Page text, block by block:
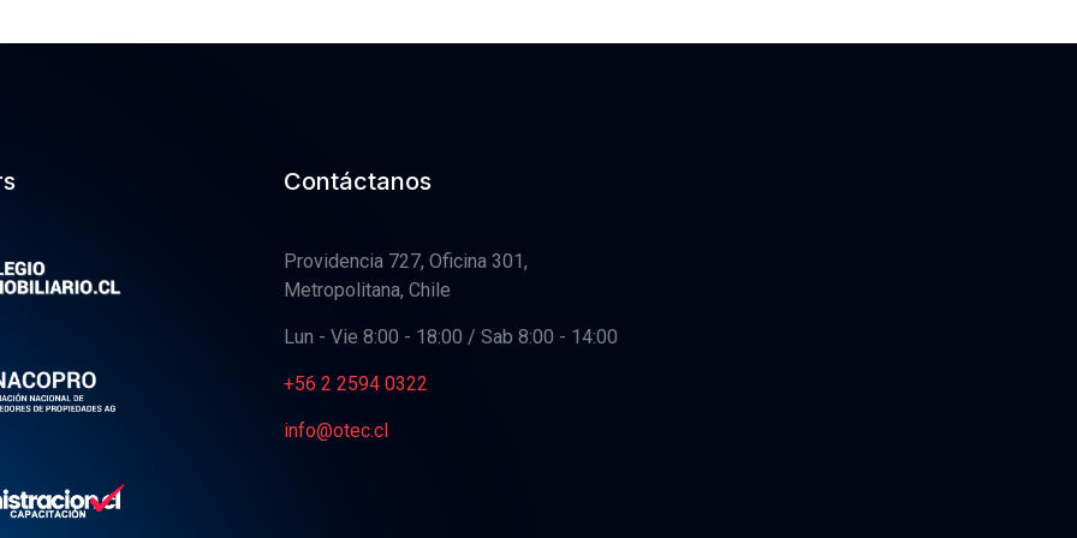
Contáctanos
Providencia 727, Oficina 301,
Metropolitana, Chile
Lun - Vie 8:00 - 18:00 / Sab 8:00 - 14:00
+56 2 2594 0322
info@otec.cl